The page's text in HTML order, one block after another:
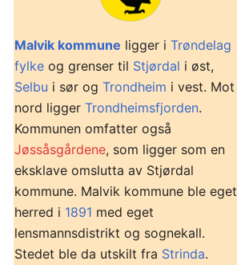
Malvik kommune ligger i Trøndelag
fylke og grenser til Stjørdal i øst,
Selbu i sør og Trondheim i vest. Mot
nord ligger Trondheimsfjorden.
Kommunen omfatter også
Jøssåsgårdene, som ligger som en
eksklave omslutta av Stjørdal
kommune. Malvik kommune ble eget
herred i 1891 med eget
lensmannsdistrikt og sognekall.
Stedet ble da utskilt fra Strinda.